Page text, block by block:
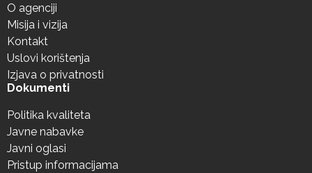
O agenciji
Misija i vizija
Kontakt
Uslovi korištenja
Izjava o privatnosti
Dokumenti
Politika kvaliteta
Javne nabavke
Javni oglasi
Pristup informacijama